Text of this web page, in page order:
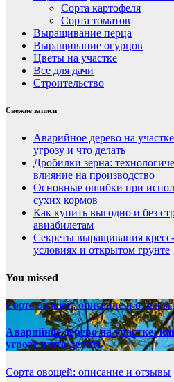
Сорта картофеля
Сорта томатов
Выращивание перца
Выращивание огурцов
Цветы на участке
Все для дачи
Строительство
Свежие записи
Аварийное дерево на
угрозу и что делать
Дробилки зерна:
влияние на производство
Основные ошибки при
сухих кормов
Как купить выгодно и без
авиабилетам
Секреты выращивания
условиях и открытом грунте
You missed
Сорта овощей: описание и отзывы
Аварийное дерево на участке:
угрозу и что делать
Сорта овощей: описание и отзывы